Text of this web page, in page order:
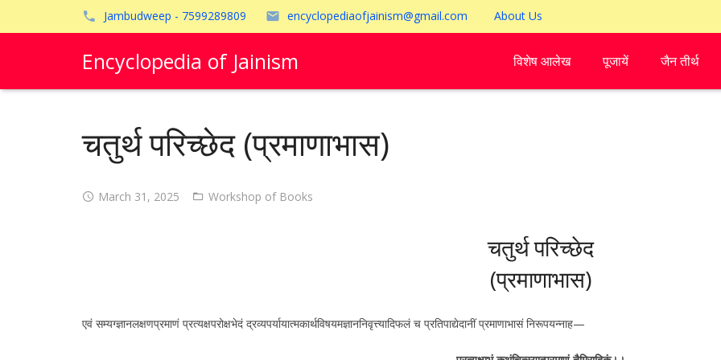
Jambudweep - 7599289809 encyclopediaofjainism@gmail.com About Us
Encyclopedia of Jainism विशेष आलेख पूजायें जैन तीर्थ
चतुर्थ परिच्छेद (प्रमाणाभास)
March 31, 2025 Workshop of Books
चतुर्थ परिच्छेद
(प्रमाणाभास)
एवं सम्यग्ज्ञानलक्षणप्रमाणं प्रत्यक्षपरोक्षभेदं द्रव्यपर्यायात्मकार्थविषयमज्ञाननिवृत्त्यादिफलं च प्रतिपाद्येदानीं प्रमाणाभासं निरूपयन्नाह—